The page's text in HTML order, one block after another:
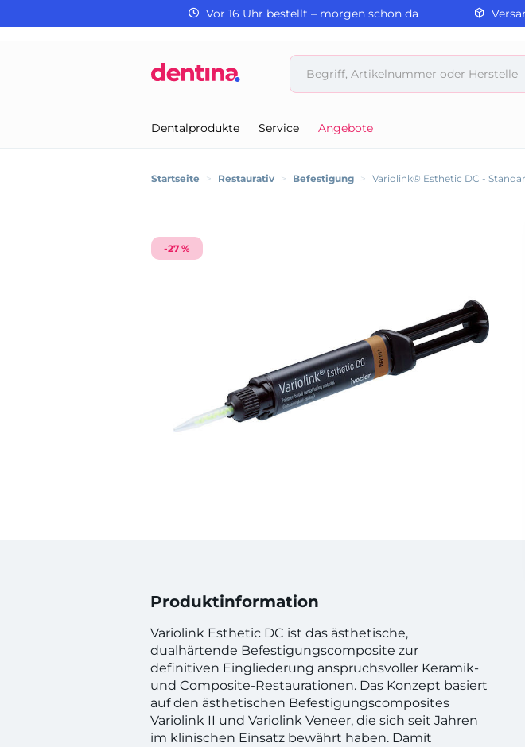
Vor 16 Uhr bestellt – morgen schon da
Dentalprodukte Service Angebote
Startseite > Restaurativ > Befestigung > Variolink® Esthetic DC -
-27 %
Produktinformation
Variolink Esthetic DC ist das ästhetische,
dualhärtende Befestigungscomposite zur
definitiven Eingliederung anspruchsvoller Keramik-
und Composite-Restaurationen. Das Konzept basiert
auf den ästhetischen Befestigungscomposites
Variolink II und Variolink Veneer, die sich seit Jahren
im klinischen Einsatz bewährt haben. Damit